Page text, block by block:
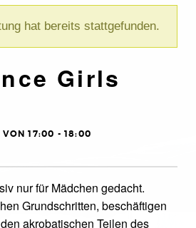
hat bereits stattgefunden.
Girls
17:00 -18:00
nur für Mädchen gedacht.
Grundschritten, beschäftigen
akrobatischen Teilen des